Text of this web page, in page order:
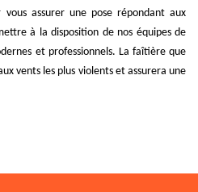
assurer une pose répondant aux
à la disposition de nos équipes de
et professionnels. La faîtière que
vents les plus violents et assurera une